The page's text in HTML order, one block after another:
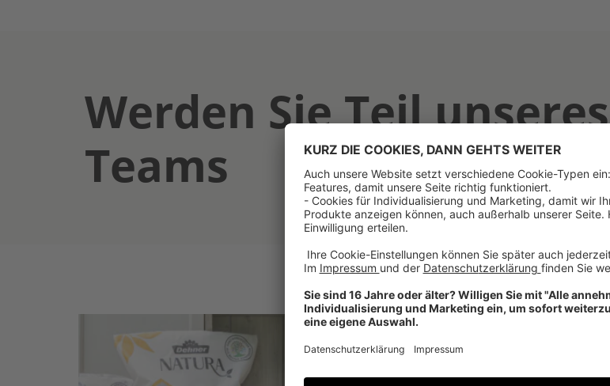
Werden Sie Teil unseres
Teams